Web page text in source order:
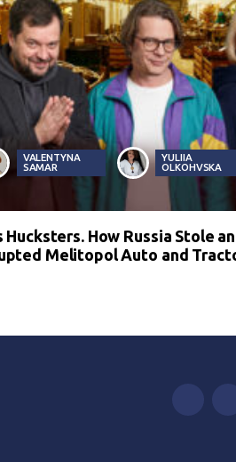
VALENTYNA
SAMAR
YULIIA
OLKOHVSKA
Hucksters. How Russia Stole
Melitopol Auto and